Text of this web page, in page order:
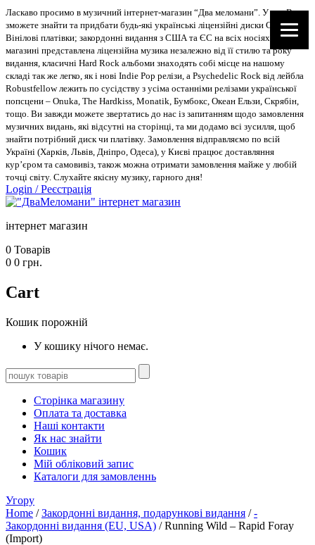
Ласкаво просимо в музичний інтернет-магазин “Два меломани”. У нас Ви
зможете знайти та придбати будь-які українські ліцензійні диски CD, DVD,
Вінілові платівки; закордонні видання з США та ЄС на всіх носіях. В
магазині представлена ліцензійна музика незалежно від її стилю та року
видання, класичні Hard Rock альбоми знаходять собі місце на нашому
складі так же легко, як і нові Indie Pop релізи, а Psychedelic Rock від лейбла
Robustfellow лежить по сусідству з усіма останніми релізами української
попсцени – Onuka, The Hardkiss, Monatik, Бумбокс, Океан Ельзи, Скрябін,
тощо. Ви завжди можете звертатись до нас із запитанням щодо замовлення
музичних видань, які відсутні на сторінці, та ми додамо всі зусилля, щоб
знайти потрібний диск чи платівку. Замовлення відправляємо по всій
Україні (Харків, Львів, Дніпро, Одеса), у Києві працює доставляння
кур’єром та самовивіз, також можна отримати замовлення майже у любій
точці світу. Слухайте якісну музику, гарного дня!
Login /Реєстрація
інтернет магазин
0 Товарів
0 0 грн.
Cart
Кошик порожній
У кошику нічого немає.
Сторінка магазину
Оплата та доставка
Наші контакти
Як нас знайти
Кошик
Мій обліковий запис
Каталоги для замовленнь
Угору
Home /Закордонні видання, подарункові видання /-
Закордонні видання (EU, USA) / Running Wild – Rapid Foray
(Import)